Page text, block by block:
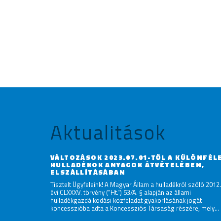
Aktualitások
VÁLTOZÁSOK 2023.07.01-TŐL A
HULLADÉKOK ANYAGOK ÁTVÉTELÉBEN,
ELSZÁLLÍTÁSÁBAN
Tisztelt Ügyfeleink! A Magyar Állam a hulladékról szóló 2012.
évi CLXXXV. törvény ("Ht.") 53/A. § alapján az állami
hulladékgazdálkodási közfeladat gyakorlásának jogát
koncesszióba adta a Koncessziós Társaság részére, mely...